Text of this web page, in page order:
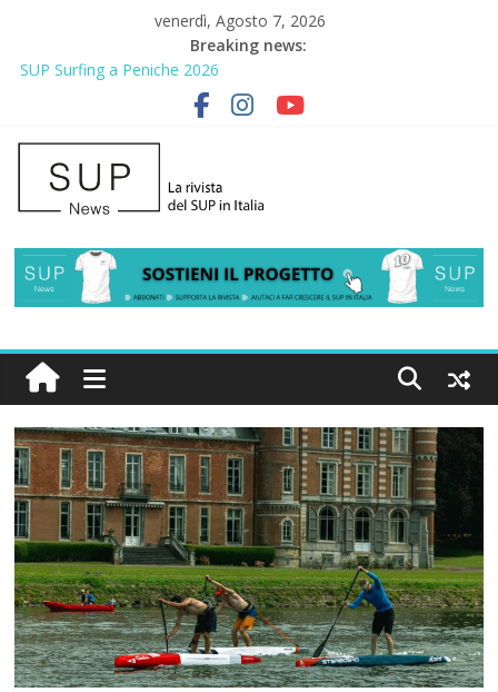
venerdì, Agosto 7, 2026
Breaking news:
SUP Surfing a Peniche 2026
AirSUP a Gallico: prima storica gara per Reggio Calabria
Gallico Paddle Fest 2026: sul lungomare di Gallico torna la festa
del SUP
Porto Selvaggio, a lezione di soccorso con la giornata della
prevenzione
2° Urban Sup Trophy: la regata solidale per lo IOR